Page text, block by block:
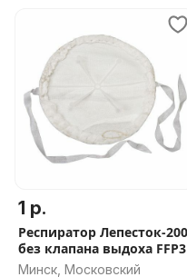
1 р.
Респиратор Лепесток-200
без клапана выдоха FFP3
Минск, Московский